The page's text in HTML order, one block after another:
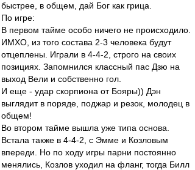
быстрее, в общем, дай Бог как грица.
По игре:
В первом тайме особо ничего не происходило.
ИМХО, из того состава 2-3 человека будут
отцеплены. Играли в 4-4-2, строго на своих
позициях. Запомнился классный пас Дзю на
выход Вели и собственно гол.
И еще - удар скорпиона от Бояры)) Дэн
выглядит в поряде, поджар и резок, молодец в
общем!
Во втором тайме вышла уже типа основа.
Встала также в 4-4-2, с Эмме и Козловым
впереди. Но по ходу игры парни постоянно
менялись, Козлов уходил на фланг, тогда Билл